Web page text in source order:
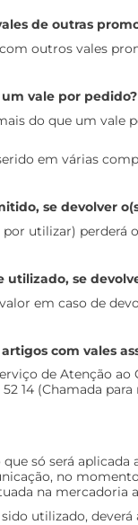
de outras
outros vales
vale por pedido?
do que um vale
em várias
se devolver
utilizar) perderá
utilizado, se
em caso de
com vales
de Atenção
14 (Chamada
só será
no
na mercadoria
utilizado,